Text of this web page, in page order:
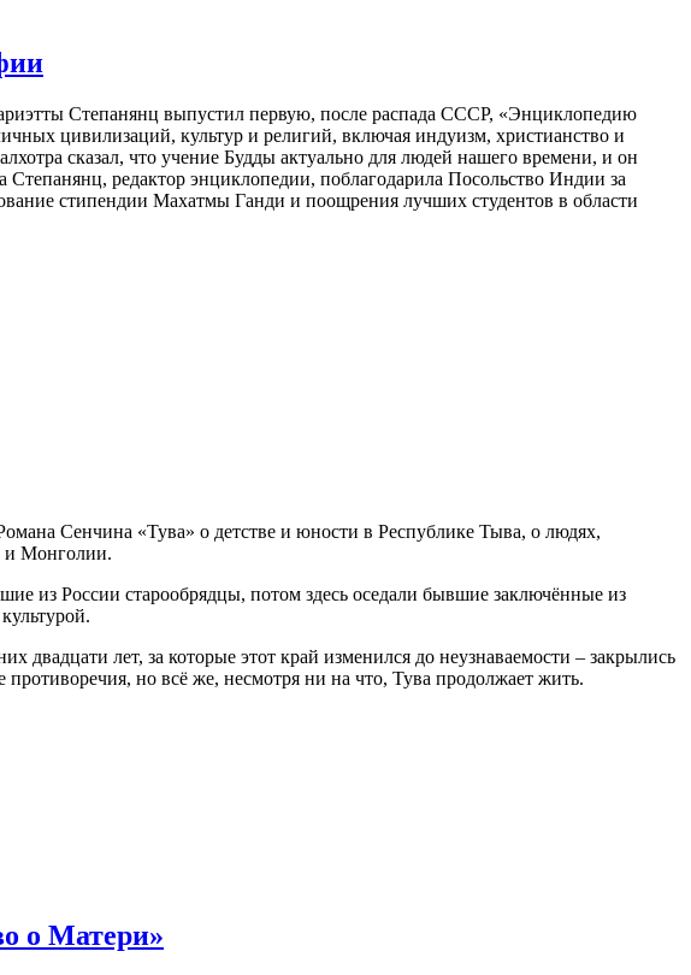
Степанянц выпустил первую, после распада СССР, «Энциклопедию
цивилизаций, культур и религий, включая индуизм, христианство и
сказал, что учение Будды актуально для людей нашего времени, и он
редактор энциклопедии, поблагодарила Посольство Индии за
стипендии Махатмы Ганди и поощрения лучших студентов в области
Сенчина «Тува» о детстве и юности в Республике Тыва, о людях,
и Монголии.
из России старообрядцы, потом здесь оседали бывшие заключённые из
лет, за которые этот край изменился до неузнаваемости – закрылись
но всё же, несмотря ни на что, Тува продолжает жить.
о Матери»